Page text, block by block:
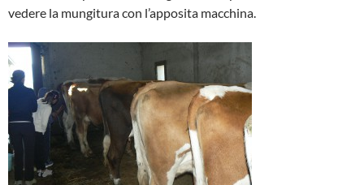
vedere la mungitura con l’apposita macchina.